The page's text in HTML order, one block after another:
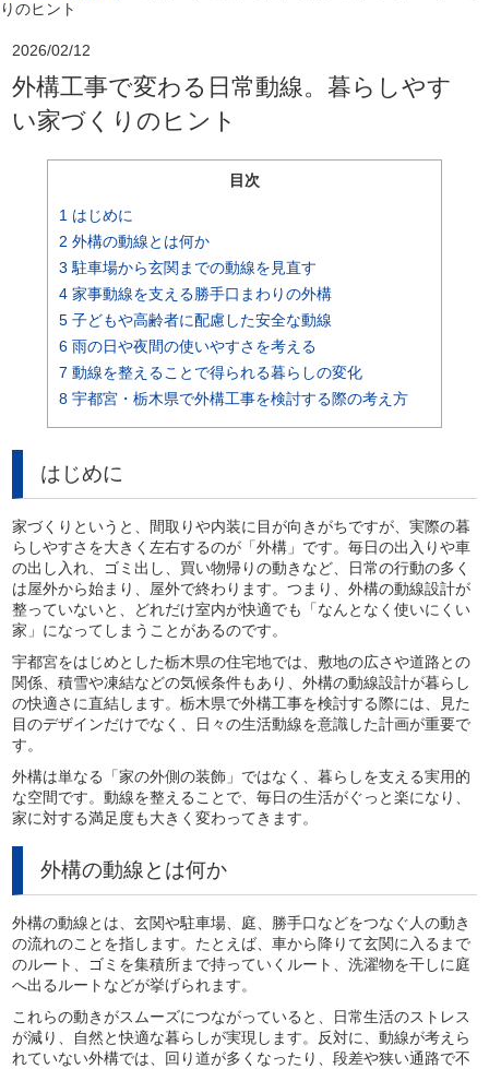
りのヒント
2026/02/12
外構工事で変わる日常動線。暮らしやす
い家づくりのヒント
目次
1 はじめに
2 外構の動線とは何か
3 駐車場から玄関までの動線を見直す
4 家事動線を支える勝手口まわりの外構
5 子どもや高齢者に配慮した安全な動線
6 雨の日や夜間の使いやすさを考える
7 動線を整えることで得られる暮らしの変化
8 宇都宮・栃木県で外構工事を検討する際の考え方
はじめに
家づくりというと、間取りや内装に目が向きがちですが、実際の暮
らしやすさを大きく左右するのが「外構」です。毎日の出入りや車
の出し入れ、ゴミ出し、買い物帰りの動きなど、日常の行動の多く
は屋外から始まり、屋外で終わります。つまり、外構の動線設計が
整っていないと、どれだけ室内が快適でも「なんとなく使いにくい
家」になってしまうことがあるのです。
宇都宮をはじめとした栃木県の住宅地では、敷地の広さや道路との
関係、積雪や凍結などの気候条件もあり、外構の動線設計が暮らし
の快適さに直結します。栃木県で外構工事を検討する際には、見た
目のデザインだけでなく、日々の生活動線を意識した計画が重要で
す。
外構は単なる「家の外側の装飾」ではなく、暮らしを支える実用的
な空間です。動線を整えることで、毎日の生活がぐっと楽になり、
家に対する満足度も大きく変わってきます。
外構の動線とは何か
外構の動線とは、玄関や駐車場、庭、勝手口などをつなぐ人の動き
の流れのことを指します。たとえば、車から降りて玄関に入るまで
のルート、ゴミを集積所まで持っていくルート、洗濯物を干しに庭
へ出るルートなどが挙げられます。
これらの動きがスムーズにつながっていると、日常生活のストレス
が減り、自然と快適な暮らしが実現します。反対に、動線が考えら
れていない外構では、回り道が多くなったり、段差や狭い通路で不